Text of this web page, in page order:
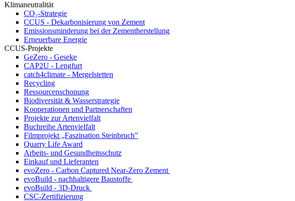
Klimaneutralität
CO₂-Strategie
CCUS - Dekarbonisierung von Zement
Emissionsminderung bei der Zementherstellung
Erneuerbare Energie
CCUS-Projekte
GeZero - Geseke
CAP2U - Lengfurt
catch4climate - Mergelstetten
Recycling
Ressourcenschonung
Biodiversität & Wasserstrategie
Kooperationen und Partnerschaften
Projekte zur Artenvielfalt
Buchreihe Artenvielfalt
Filmprojekt „Faszination Steinbruch”
Quarry Life Award
Arbeits- und Gesundheitsschutz
Einkauf und Lieferanten
evoZero - Carbon Captured Near-Zero Zement
evoBuild - nachhaltigere Baustoffe
evoBuild - 3D-Druck
CSC-Zertifizierung